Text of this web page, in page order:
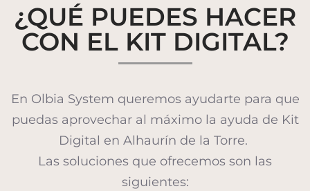
¿QUÉ PUEDES HACER
CON EL KIT DIGITAL?
En Olbia System queremos ayudarte para que
puedas aprovechar al máximo la ayuda de Kit
Digital en Alhaurín de la Torre.
Las soluciones que ofrecemos son las
siguientes: